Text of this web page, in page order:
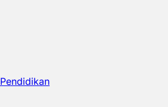
Pendidikan